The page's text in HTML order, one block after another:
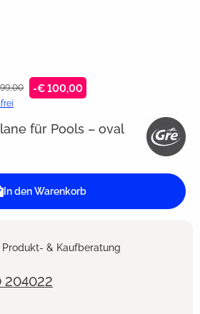
-€ 100,00
für Pools – oval
In den Warenkorb
Produkt- & Kaufberatung
204022